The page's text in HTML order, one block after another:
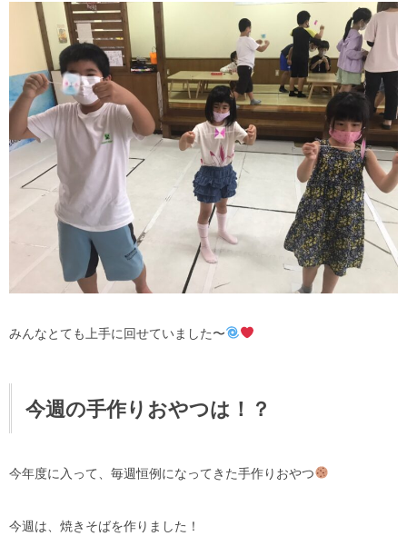
みんなとても上手に回せていました〜
今週の手作りおやつは！？
今年度に入って、毎週恒例になってきた手作りおやつ
今週は、焼きそばを作りました！